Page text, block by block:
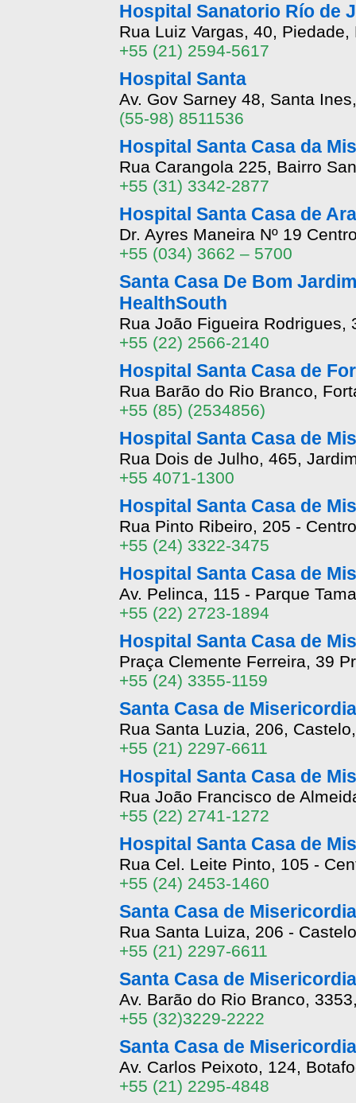
Hospital Sanatorio Río de
Rua Luiz Vargas, 40,
+55 (21) 2594-5617
Hospital Santa
Av. Gov Sarney 48, Santa Ines,
(55-98) 8511536
Hospital Santa Casa da
Rua Carangola 225, Bairro
+55 (31) 3342-2877
Hospital Santa Casa de
Dr. Ayres Maneira Nº 19
+55 (034) 3662 – 5700
Santa Casa De Bom
HealthSouth
Rua João Figueira Rodrigues,
+55 (22) 2566-2140
Hospital Santa Casa de
Rua Barão do Rio Branco,
+55 (85) (2534856)
Hospital Santa Casa de
Rua Dois de Julho, 465,
+55 4071-1300
Hospital Santa Casa de
Rua Pinto Ribeiro, 205 -
+55 (24) 3322-3475
Hospital Santa Casa de
Av. Pelinca, 115 - Parque
+55 (22) 2723-1894
Hospital Santa Casa de
Praça Clemente Ferreira, 39
+55 (24) 3355-1159
Santa Casa de
Rua Santa Luzia, 206,
+55 (21) 2297-6611
Hospital Santa Casa de
Rua João Francisco de
+55 (22) 2741-1272
Hospital Santa Casa de
Rua Cel. Leite Pinto, 105 -
+55 (24) 2453-1460
Santa Casa de
Rua Santa Luiza, 206 -
+55 (21) 2297-6611
Santa Casa de
Av. Barão do Rio Branco,
+55 (32)3229-2222
Santa Casa de
Av. Carlos Peixoto, 124,
+55 (21) 2295-4848